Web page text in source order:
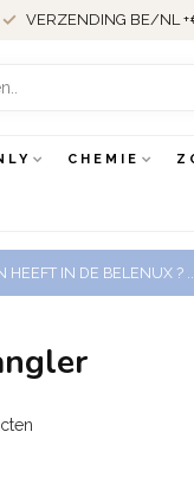
VERZENDING BE/NL
CHEMIE
HEEFT IN DE